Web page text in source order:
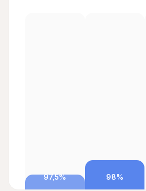
97,5% 98%